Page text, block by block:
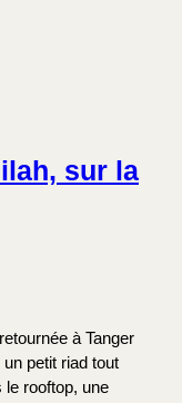
sur la
à Tanger
un petit riad tout
le rooftop, une